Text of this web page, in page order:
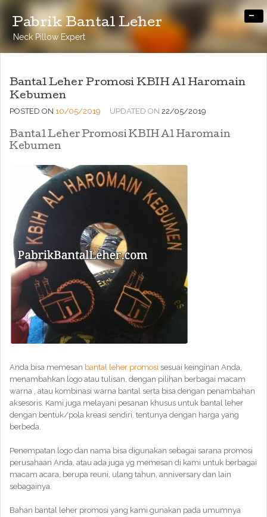
Pabrik Bantal Leher
Neck Pillow Expert
-
Bantal Leher Promosi KBIH Al Haromain
Kebumen
POSTED ON 10/05/2019 UPDATED ON 22/05/2019
Bantal Leher Promosi KBIH Al Haromain
Kebumen
Anda bisa memesan bantal leher promosi sesuai keinginan Anda,
menambahkan logo atau tulisan, dengan pilihan berbagai macam
warna , atau kombinasi warna bantal serta bisa dengan penambahan
aksesoris. Kami juga melayani pesanan khusus untuk bantal leher
dengan bentuk/pola kreasi sendiri. tentunya dengan harga yang
berbeda.
Penempatan logo dan nama bisa digunakan sebagai sarana promosi
perusahaan Anda, atau ada juga yg memesan di kami untuk berbagai
macam acara, berupa reuni, ulang tahun, anniversary dan lain
sebagainya.
Bahan bantal leher promosi yang kami gunakan pada umumnya